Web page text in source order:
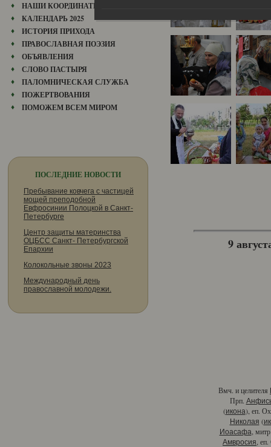
НАШИ КООРДИНАТЫ
КАЛЕНДАРЬ 2025
ИСТОРИЯ ПРИХОДА
ПРАВОСЛАВНАЯ ПОЭЗИЯ
ОБЪЯВЛЕНИЯ
СЛОВО ПАСТЫРЯ
ПАЛОМНИЧЕСКАЯ СЛУЖБА
ПОЖЕРТВОВАНИЯ
ПОМОЖЕМ ВСЕМ МИРОМ
ПОСЛЕДНИЕ НОВОСТИ
Пребывание ковчега с частицей
мощей преподобной
Евфросинии Полоцкой в Санкт-
Петербурге
Центр защиты материнства
ОЦБСС Санкт- Петербургской
Епархии
Колокольные звоны 2023
Международный день
православной молодежи.
9
Вмч. и целителя
Прп.
(икона), еп.
Николая (
Иоасафа ,
Амвросия ,